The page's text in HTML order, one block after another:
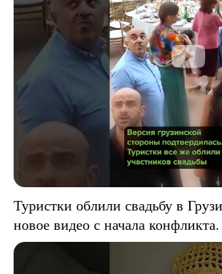
Туристки облили свадьбу в
новое видео с начала конфликта.